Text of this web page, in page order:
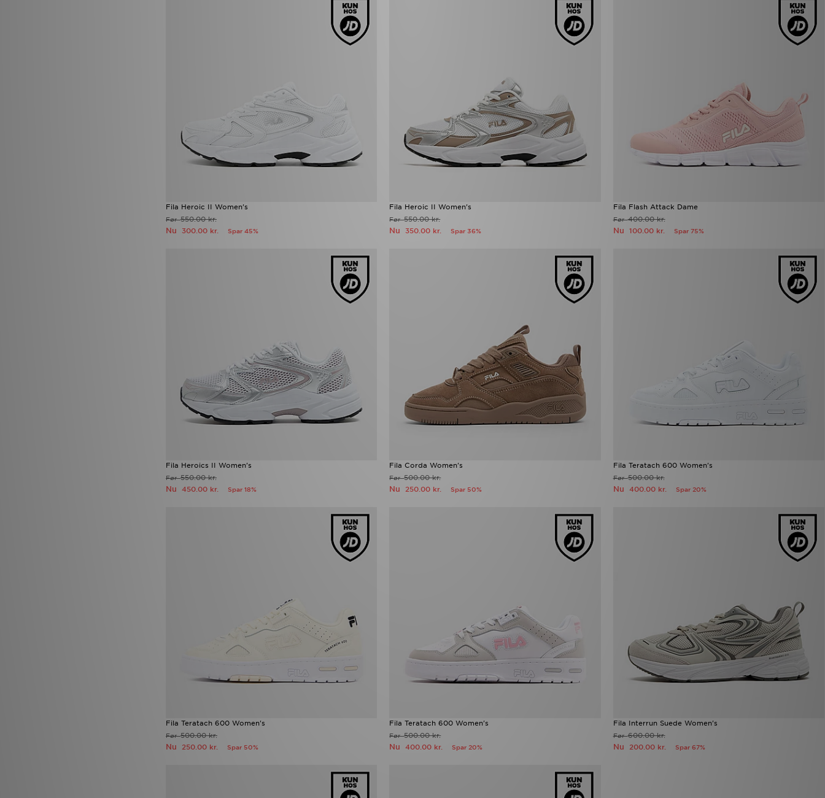
Fila Heroic II Women's
Før550.00 kr.
Nu 300.00 kr. Spar 45%
Fila Heroic II Women's
Før550.00 kr.
Nu 350.00 kr. Spar 36%
Fila Flash Attack Dame
Før400.00 kr.
Nu 100.00 kr. Spar 75%
Fila Heroics II Women's
Før550.00 kr.
Nu 450.00 kr. Spar 18%
Fila Corda Women's
Før500.00 kr.
Nu 250.00 kr. Spar 50%
Fila Teratach 600 Women's
Før500.00 kr.
Nu 400.00 kr. Spar 20%
Fila Teratach 600 Women's
Før500.00 kr.
Nu 250.00 kr. Spar 50%
Fila Teratach 600 Women's
Før500.00 kr.
Nu400.00 kr. Spar 20%
Fila Interrun Suede Women's
Før600.00 kr.
Nu 200.00 kr. Spar 67%